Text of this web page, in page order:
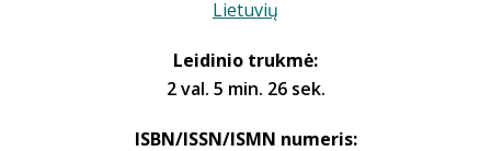
Lietuvių
Leidinio trukmė:
2 val. 5 min. 26 sek.
ISBN/ISSN/ISMN numeris: